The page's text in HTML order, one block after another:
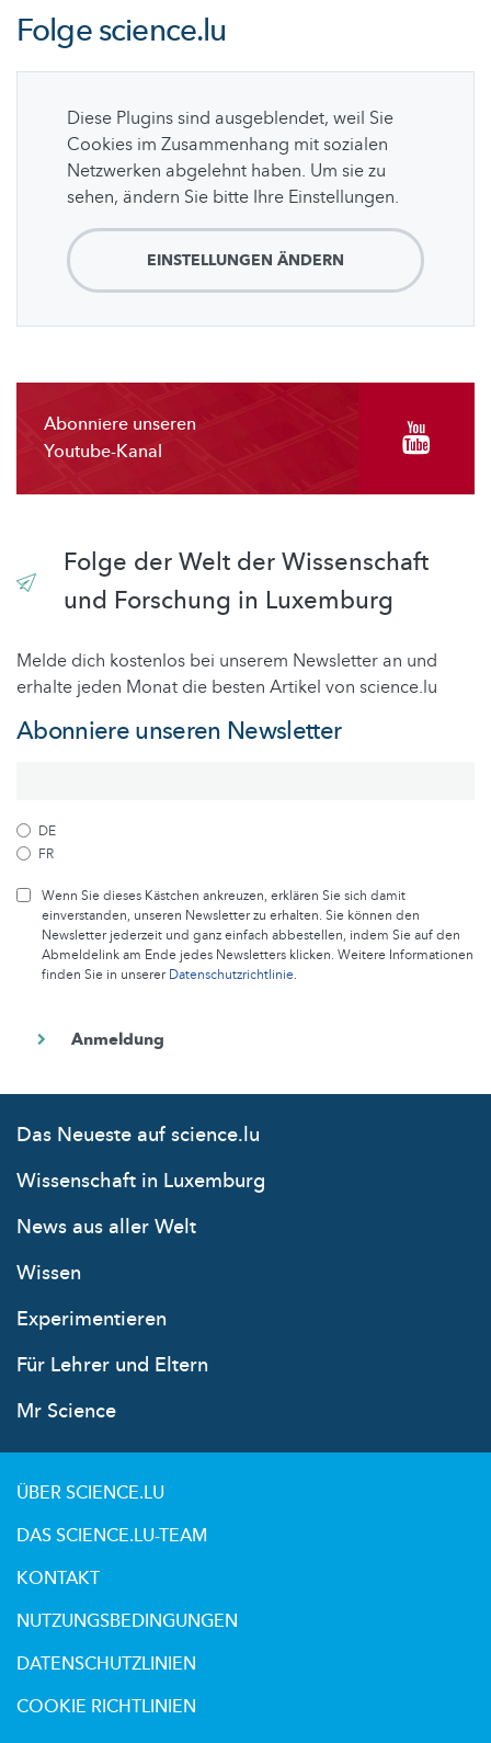
Folgescience.lu
Diese Plugins sind ausgeblendet, weil Sie
Cookies im Zusammenhang mit sozialen
Netzwerken abgelehnt haben. Um sie zu
sehen, ändern Sie bitte Ihre Einstellungen.
EINSTELLUNGEN ÄNDERN
Abonniere unseren
Youtube-Kanal
Folge der Welt der Wissenschaft
und Forschung in Luxemburg
Melde dich kostenlos bei unserem Newsletter an und
erhalte jeden Monat die besten Artikel von science.lu
Abonniere unseren Newsletter
DE
FR
Wenn Sie dieses Kästchen ankreuzen, erklären Sie sich damit
einverstanden, unseren Newsletter zu erhalten. Sie können den
Newsletter jederzeit und ganz einfach abbestellen, indem Sie auf den
Abmeldelink am Ende jedes Newsletters klicken. Weitere Informationen
finden Sie in unsererDatenschutzrichtlinie.
Das Neueste auf science.lu
Wissenschaft in Luxemburg
News aus aller Welt
Wissen
Experimentieren
Für Lehrer und Eltern
Mr Science
ÜBER SCIENCE.LU
DAS SCIENCE.LU-TEAM
KONTAKT
NUTZUNGSBEDINGUNGEN
DATENSCHUTZLINIEN
COOKIE RICHTLINIEN